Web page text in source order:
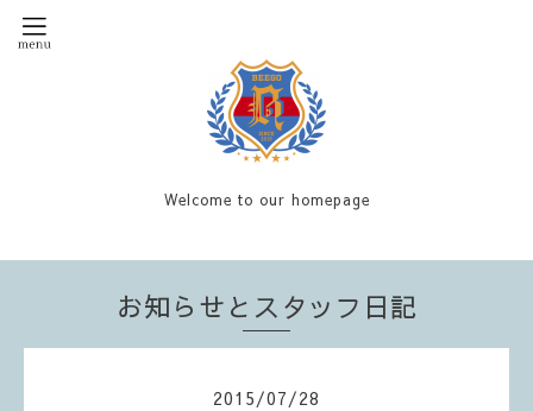
Welcome to our homepage
お知らせとスタッフ日記
2015/07/28